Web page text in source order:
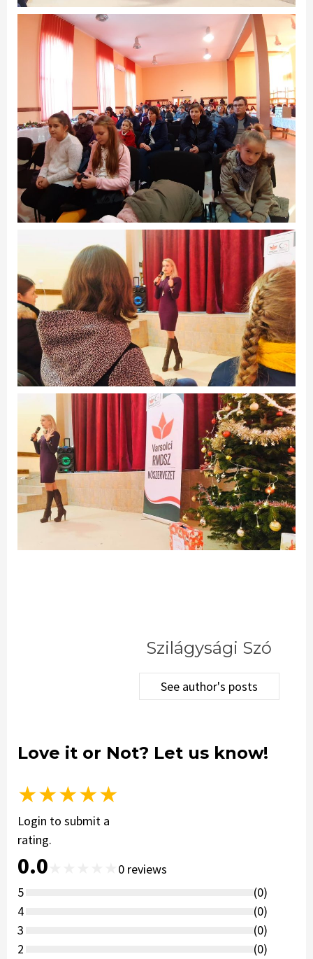
Szilágysági Szó
See author's posts
Love it or Not? Let us know!
★★★★★
Login to submit a
rating.
0.0 0 reviews
5
(0)
4
(0)
3
(0)
2
(0)